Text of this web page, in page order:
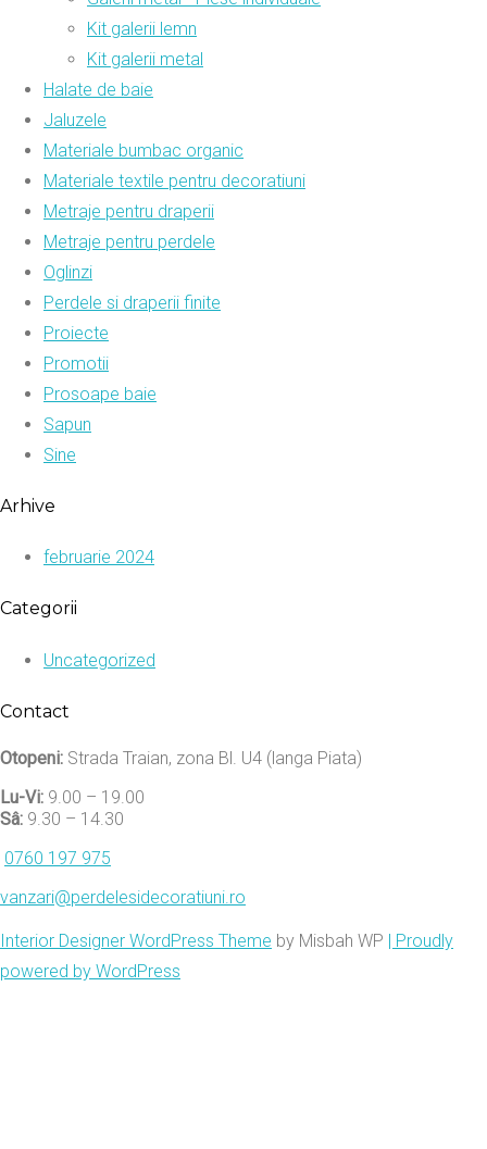
Kit galerii lemn
Kit galerii metal
Halate de baie
Jaluzele
Materiale bumbac organic
Materiale textile pentru decoratiuni
Metraje pentru draperii
Metraje pentru perdele
Oglinzi
Perdele si draperii finite
Proiecte
Promotii
Prosoape baie
Sapun
Sine
Arhive
februarie 2024
Categorii
Uncategorized
Contact
Otopeni: Strada Traian, zona Bl. U4 (langa Piata)
Lu-Vi: 9.00 – 19.00
Sâ: 9.30 – 14.30
0760 197 975
vanzari@perdelesidecoratiuni.ro
Interior Designer WordPress Theme by Misbah WP
| Proudly
powered by WordPress